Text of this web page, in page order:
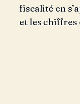
fiscalité en
et les